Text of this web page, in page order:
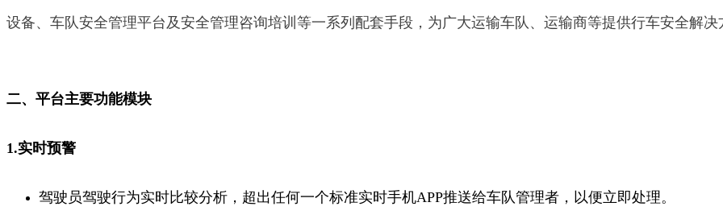
设备、车队安全管理平台及安全管理咨询培训等一系列配套手段，为广大运输车队、运输商等提供行车安全解决
二、平台主要功能模块
1.实时预警
驾驶员驾驶行为实时比较分析，超出任何一个标准实时手机APP推送给车队管理者，以便立即处理。